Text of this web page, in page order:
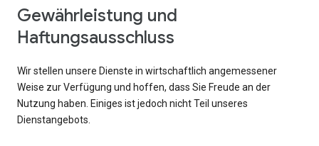
Gewährleistung und
Haftungsausschluss
Wir stellen unsere Dienste in wirtschaftlich angemessener
Weise zur Verfügung und hoffen, dass Sie Freude an der
Nutzung haben. Einiges ist jedoch nicht Teil unseres
Dienstangebots.